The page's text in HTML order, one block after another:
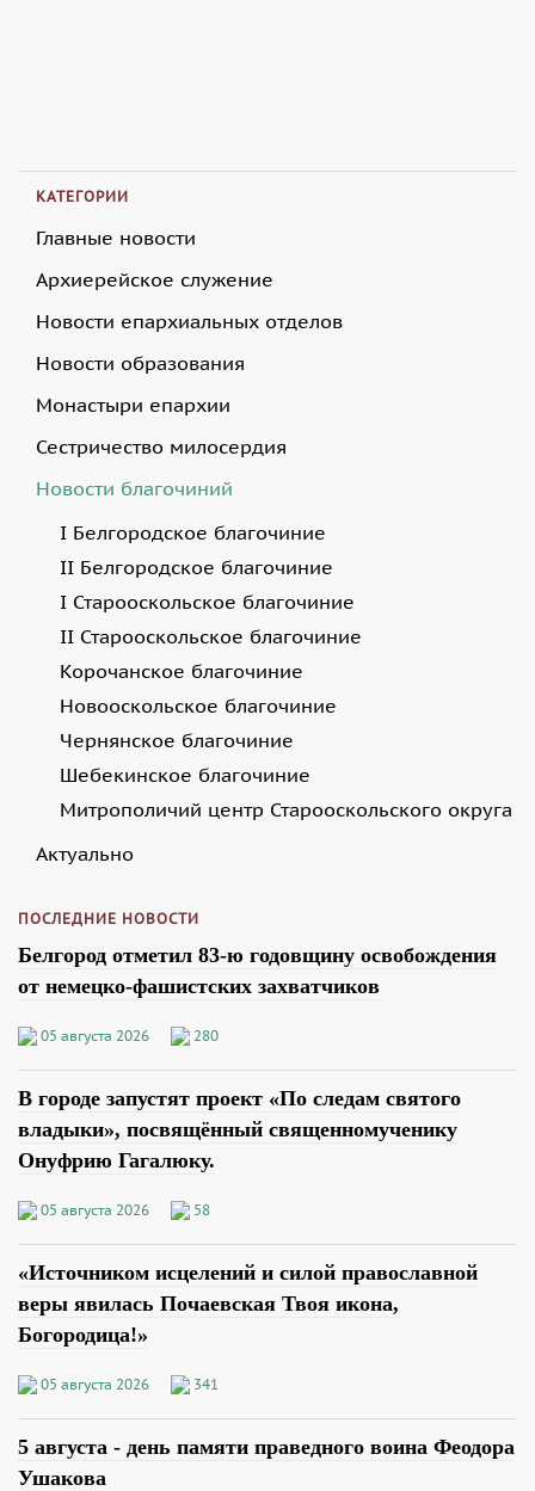
КАТЕГОРИИ
Главные новости
Архиерейское служение
Новости епархиальных отделов
Новости образования
Монастыри епархии
Сестричество милосердия
Новости благочиний
I Белгородское благочиние
II Белгородское благочиние
I Старооскольское благочиние
II Старооскольское благочиние
Корочанское благочиние
Новооскольское благочиние
Чернянское благочиние
Шебекинское благочиние
Митрополичий центр Старооскольского округа
Актуально
ПОСЛЕДНИЕ НОВОСТИ
Белгород отметил 83-ю годовщину освобождения
от немецко-фашистских захватчиков
05 августа 2026 280
В городе запустят проект «По следам святого
владыки», посвящённый священномученику
Онуфрию Гагалюку.
05 августа 2026 58
«Источником исцелений и силой православной
веры явилась Почаевская Твоя икона,
Богородица!»
05 августа 2026 341
5 августа - день памяти праведного воина Феодора
Ушакова